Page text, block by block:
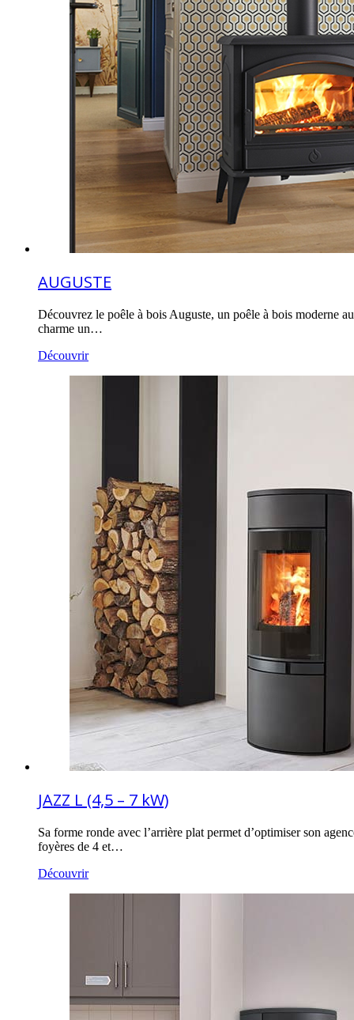
AUGUSTE
Découvrez le poêle à bois Auguste, un poêle à bois moderne
charme un…
Découvrir
JAZZ L (4,5 – 7 kW)
Sa forme ronde avec l’arrière plat permet d’optimiser son
foyères de 4 et…
Découvrir